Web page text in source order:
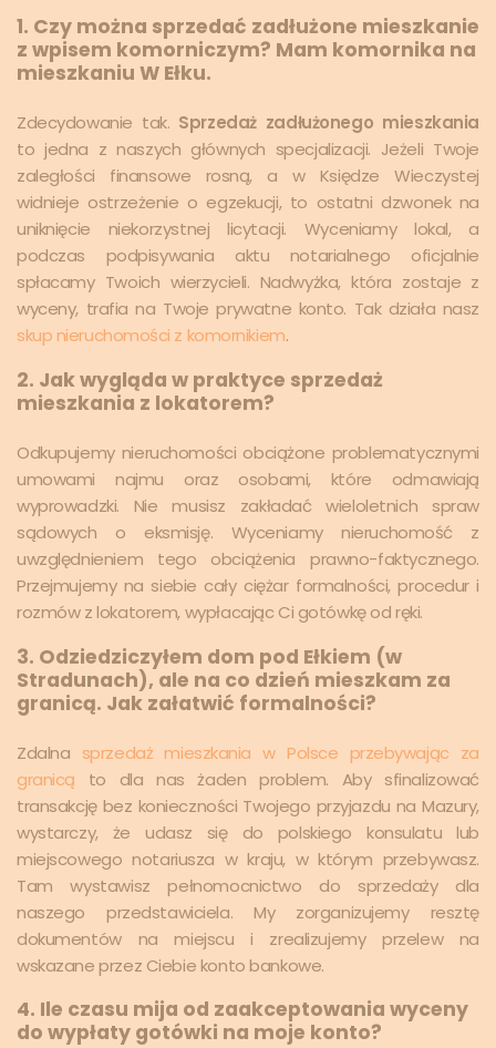
1. Czy można sprzedać zadłużone mieszkanie
z wpisem komorniczym? Mam komornika na
mieszkaniu W Ełku.
Zdecydowanie tak. Sprzedaż zadłużonego mieszkania
to jedna z naszych głównych specjalizacji. Jeżeli Twoje
zaległości finansowe rosną, a w Księdze Wieczystej
widnieje ostrzeżenie o egzekucji, to ostatni dzwonek na
uniknięcie niekorzystnej licytacji. Wyceniamy lokal, a
podczas podpisywania aktu notarialnego oficjalnie
spłacamy Twoich wierzycieli. Nadwyżka, która zostaje z
wyceny, trafia na Twoje prywatne konto. Tak działa nasz
skup nieruchomości z komornikiem.
2. Jak wygląda w praktyce sprzedaż
mieszkania z lokatorem?
Odkupujemy nieruchomości obciążone problematycznymi
umowami najmu oraz osobami, które odmawiają
wyprowadzki. Nie musisz zakładać wieloletnich spraw
sądowych o eksmisję. Wyceniamy nieruchomość z
uwzględnieniem tego obciążenia prawno-faktycznego.
Przejmujemy na siebie cały ciężar formalności, procedur i
rozmów z lokatorem, wypłacając Ci gotówkę od ręki.
3. Odziedziczyłem dom pod Ełkiem (w
Stradunach), ale na co dzień mieszkam za
granicą. Jak załatwić formalności?
Zdalna sprzedaż mieszkania w Polsce przebywając za
granicą to dla nas żaden problem. Aby sfinalizować
transakcję bez konieczności Twojego przyjazdu na Mazury,
wystarczy, że udasz się do polskiego konsulatu lub
miejscowego notariusza w kraju, w którym przebywasz.
Tam wystawisz pełnomocnictwo do sprzedaży dla
naszego przedstawiciela. My zorganizujemy resztę
dokumentów na miejscu i zrealizujemy przelew na
wskazane przez Ciebie konto bankowe.
4. Ile czasu mija od zaakceptowania wyceny
do wypłaty gotówki na moje konto?